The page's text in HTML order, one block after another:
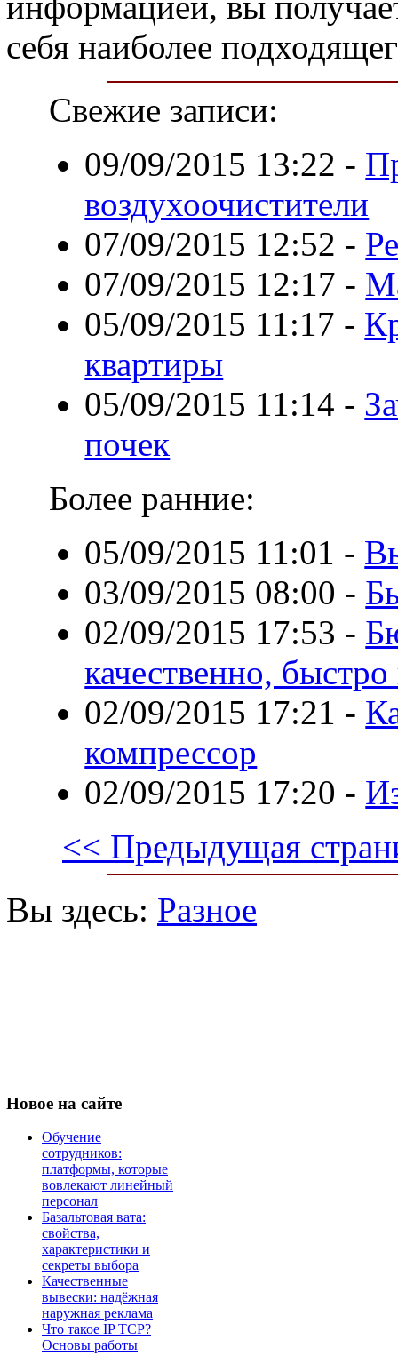
себя наиболее
Свежие записи:
09/09/2015 13:22 -
воздухоочистители
07/09/2015 12:52 -
07/09/2015 12:17 -
05/09/2015 11:17 -
квартиры
05/09/2015 11:14 -
почек
Более ранние:
05/09/2015 11:01 -
03/09/2015 08:00 -
02/09/2015 17:53 -
качественно,
02/09/2015 17:21 -
компрессор
02/09/2015 17:20 -
<< Предыдущая
Вы здесь: Разное
Новое на сайте
Обучение
сотрудников:
платформы, которые
вовлекают линейный
персонал
Базальтовая вата:
свойства,
характеристики и
секреты выбора
Качественные
вывески: надёжная
наружная реклама
Что такое IP TCP?
Основы работы